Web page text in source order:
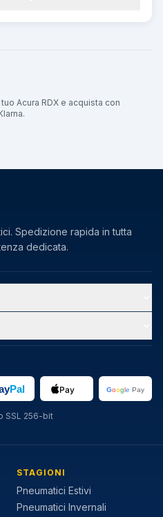
Acura RDX e acquista con
Spedizione rapida in tutta
dedicata.
SSL 256-bit
STAGIONI
Pneumatici Estivi
Pneumatici Invernali